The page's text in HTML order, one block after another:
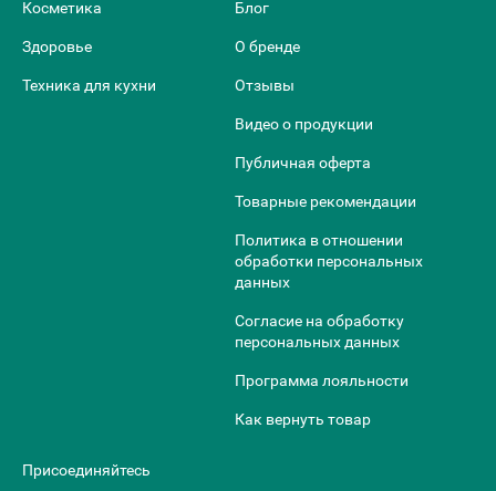
Косметика
Здоровье
Техника для кухни
Блог
О бренде
Отзывы
Видео о продукции
Публичная оферта
Товарные рекомендации
Политика в отношении
обработки персональных
данных
Согласие на обработку
персональных данных
Программа лояльности
Как вернуть товар
Присоединяйтесь